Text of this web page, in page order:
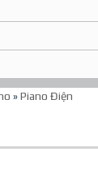
»Piano Điện